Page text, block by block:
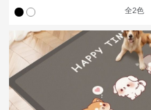
全2色